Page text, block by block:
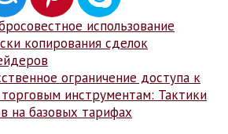
использование
копирования сделок
ограничение доступа к
инструментам: Тактики
на базовых тарифах